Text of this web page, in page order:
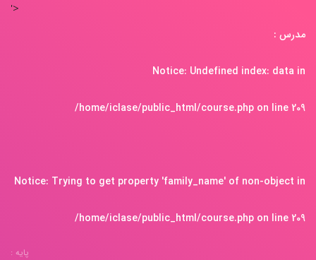
'>
مدرس :
Notice: Undefined index: data in
/home/iclase/public_html/course.php on line 209
Notice: Trying to get property 'family_name' of non-object in
/home/iclase/public_html/course.php on line 209
پایه :